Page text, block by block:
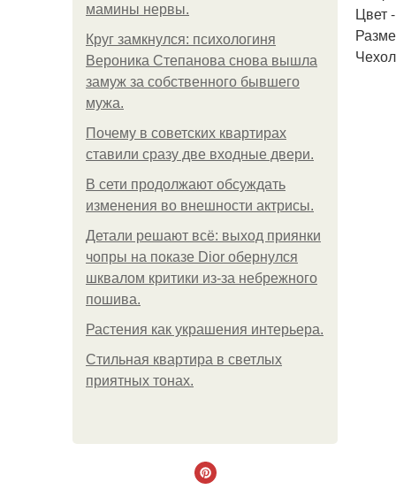
мамины нервы.
Круг замкнулся: психологиня
Вероника Степанова снова вышла
замуж за собственного бывшего
мужа.
Почему в советских квартирах
ставили сразу две входные двери.
В сети продолжают обсуждать
изменения во внешности актрисы.
Детали решают всё: выход приянки
чопры на показе Dior обернулся
шквалом критики из-за небрежного
пошива.
Растения как украшения интерьера.
Стильная квартира в светлых
приятных тонах.
Цвет